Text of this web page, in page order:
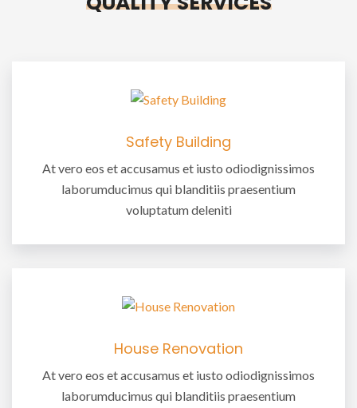
Safety Building
At vero eos et accusamus et iusto odiodignissimos
laborumducimus qui blanditiis praesentium
voluptatum deleniti
House Renovation
At vero eos et accusamus et iusto odiodignissimos
laborumducimus qui blanditiis praesentium